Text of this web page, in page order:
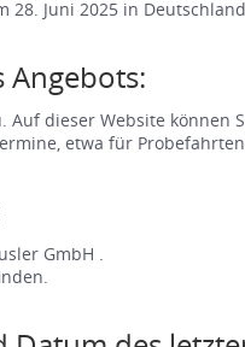
28. Juni 2025 in
Angebots:
dieser Website
etwa für
GmbH .